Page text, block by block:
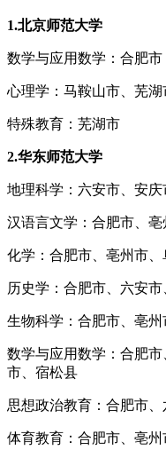
1.北京师范大学
数学与应用数学：合肥市
心理学：马鞍山市、芜湖
特殊教育：芜湖市
2.华东师范大学
地理科学：六安市、安庆
汉语言文学：合肥市、
化学：合肥市、亳州市
历史学：合肥市、六安
生物科学：合肥市、亳
数学与应用数学：合肥
市、宿松县
思想政治教育：合肥市
体育教育：合肥市、亳